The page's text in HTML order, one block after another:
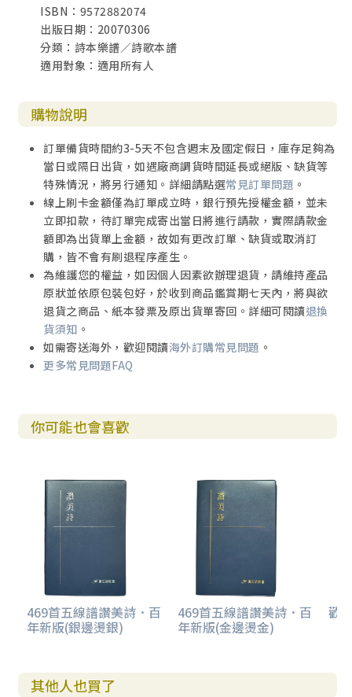
ISBN：9572882074
出版日期：20070306
分類：詩本樂譜／詩歌本譜
適用對象：適用所有人
購物說明
訂單備貨時間約3-5天不包含週末及國定假日，庫存足夠為
當日或隔日出貨，如遇廠商調貨時間延長或絕版、缺貨等
特殊情況，將另行通知。詳細請點選常見訂單問題 。
線上刷卡金額僅為訂單成立時，銀行預先授權金額，並未
立即扣款，待訂單完成寄出當日將進行請款，實際請款金
額即為出貨單上金額，故如有更改訂單、缺貨或取消訂
購，皆不會有刷退程序產生。
為維護您的權益，如因個人因素欲辦理退貨，請維持產品
原狀並依原包裝包好，於收到商品鑑賞期七天內，將與欲
退貨之商品、紙本發票及原出貨單寄回。詳細可閱讀退換
貨須知 。
如需寄送海外，歡迎閱讀海外訂購常見問題 。
更多常見問題FAQ
你可能也會喜歡
469首五線譜讚美詩．百
年新版(銀邊燙銀)
469首五線譜讚美詩．百
年新版(金邊燙金)
歡
其他人也買了